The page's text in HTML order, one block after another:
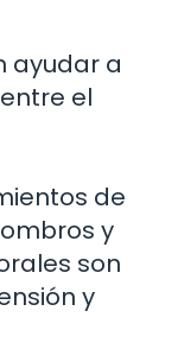
ayudar a
el
de
y
son
y